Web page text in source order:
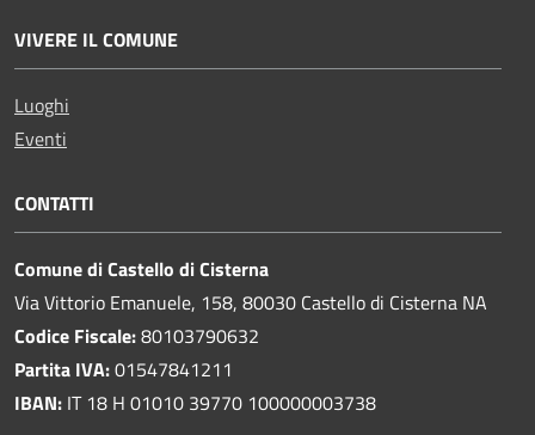
VIVERE IL COMUNE
Luoghi
Eventi
CONTATTI
Comune di Castello di Cisterna
Via Vittorio Emanuele, 158, 80030 Castello di Cisterna NA
Codice Fiscale:80103790632
Partita IVA:01547841211
IBAN: IT 18 H 01010 39770 100000003738